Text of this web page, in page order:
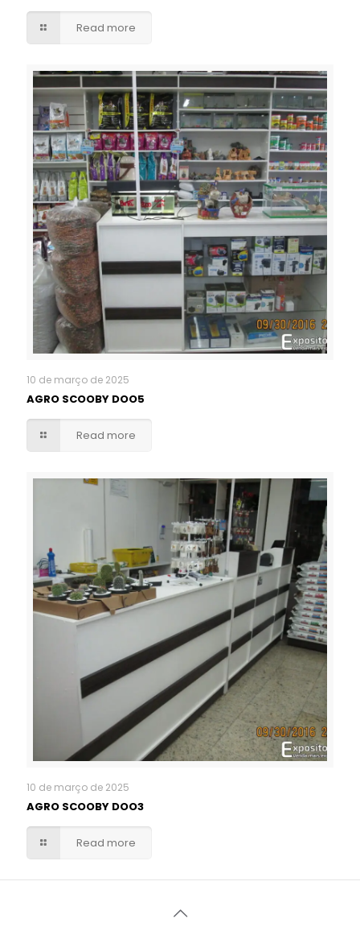
Read more
10 de março de 2025
AGRO SCOOBY DOO5
Read more
10 de março de 2025
AGRO SCOOBY DOO3
Read more